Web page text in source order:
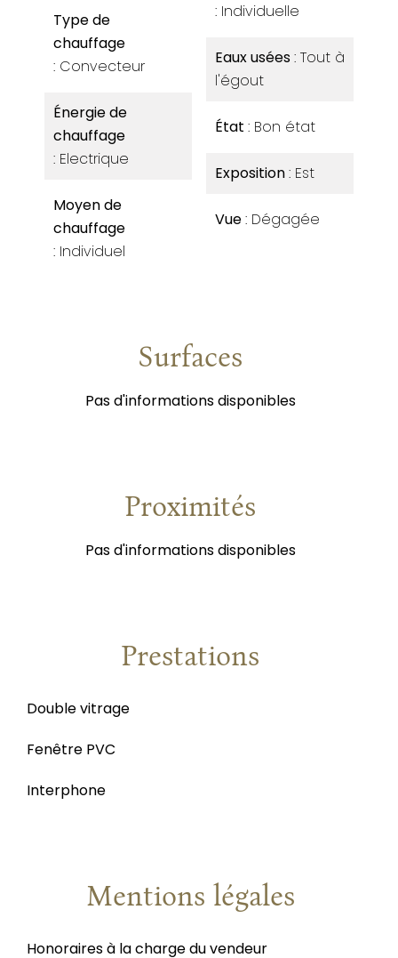
Type de
chauffage
Convecteur
Énergie de
chauffage
Electrique
Moyen de
chauffage
Individuel
Individuelle
Eaux usées Tout à
l'égout
État Bon état
Exposition Est
Vue Dégagée
Surfaces
Pas d'informations disponibles
Proximités
Pas d'informations disponibles
Prestations
Double vitrage
Fenêtre PVC
Interphone
Mentions légales
Honoraires à la charge du vendeur